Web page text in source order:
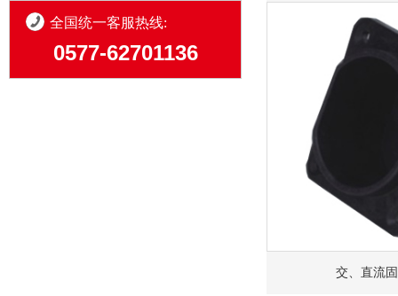
全国统一客服热线:
0577-62701136
交、直流